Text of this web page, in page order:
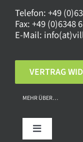
Telefon:+49
Fax:+49 (0)6348
E-Mail:
VERTRAG
MEHR ÜBER…
Toggle